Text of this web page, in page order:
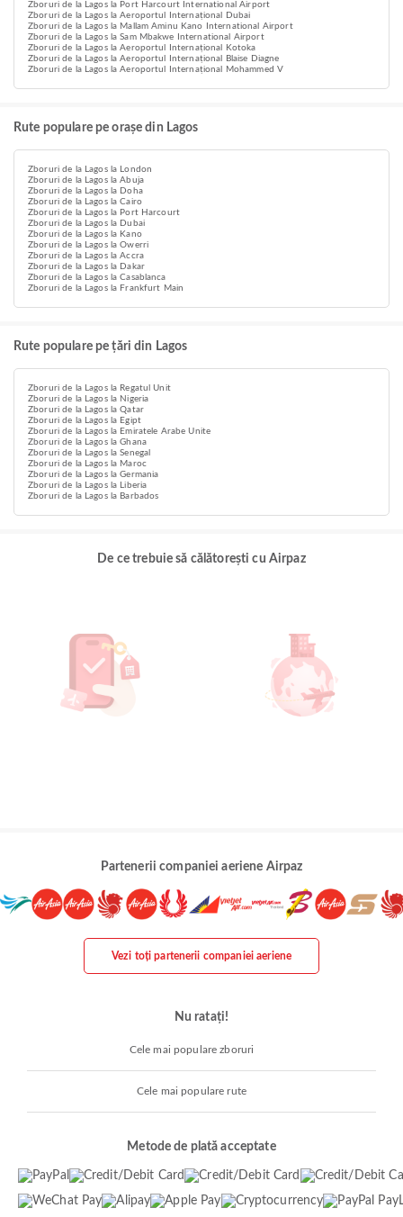
Zboruri de la Lagos la Port Harcourt International Airport
Zboruri de la Lagos la Aeroportul Internațional Dubai
Zboruri de la Lagos la Mallam Aminu Kano International Airport
Zboruri de la Lagos la Sam Mbakwe International Airport
Zboruri de la Lagos la Aeroportul Internațional Kotoka
Zboruri de la Lagos la Aeroportul Internațional Blaise Diagne
Zboruri de la Lagos la Aeroportul Internațional Mohammed V
Rute populare pe orașe din Lagos
Zboruri de la Lagos la London
Zboruri de la Lagos la Abuja
Zboruri de la Lagos la Doha
Zboruri de la Lagos la Cairo
Zboruri de la Lagos la Port Harcourt
Zboruri de la Lagos la Dubai
Zboruri de la Lagos la Kano
Zboruri de la Lagos la Owerri
Zboruri de la Lagos la Accra
Zboruri de la Lagos la Dakar
Zboruri de la Lagos la Casablanca
Zboruri de la Lagos la Frankfurt Main
Rute populare pe țări din Lagos
Zboruri de la Lagos la Regatul Unit
Zboruri de la Lagos la Nigeria
Zboruri de la Lagos la Qatar
Zboruri de la Lagos la Egipt
Zboruri de la Lagos la Emiratele Arabe Unite
Zboruri de la Lagos la Ghana
Zboruri de la Lagos la Senegal
Zboruri de la Lagos la Maroc
Zboruri de la Lagos la Germania
Zboruri de la Lagos la Liberia
Zboruri de la Lagos la Barbados
De ce trebuie să călătorești cu Airpaz
Partenerii companiei aeriene Airpaz
Vezi toți partenerii companiei aeriene
Nu ratați!
Cele mai populare zboruri
Cele mai populare rute
Metode de plată acceptate